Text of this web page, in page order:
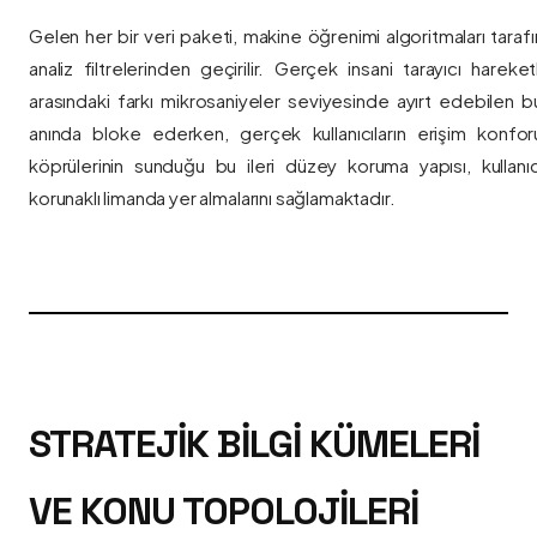
Gelen her bir veri paketi, makine öğrenimi algoritmaları
analiz filtrelerinden geçirilir. Gerçek insani tarayıcı
arasındaki farkı mikrosaniyeler seviyesinde ayırt edebilen
anında bloke ederken, gerçek kullanıcıların erişim
köprülerinin sunduğu bu ileri düzey koruma yapısı,
korunaklı limanda yer almalarını sağlamaktadır.
STRATEJIK BILGI KÜMELERI
VE KONU TOPOLOJILERI